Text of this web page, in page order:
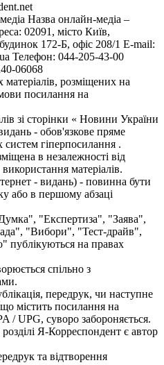
Назва онлайн-медіа –
02091, місто Київ,
172-Б, офіс 208/1 E-mail:
Телефон: 044-205-43-00
06068
розміщених на
посилання на
зі сторінки « Новини України
- обов'язкове пряме
гіперпосилання .
в незалежності від
матеріалів.
- видань) - повинна бути
або в першому абзаці
"Експертиза", "Заява",
"Вибори", "Тест-драйв",
на правах
спільно з
передрук, чи наступне
містить посилання на
/ UPG, суворо забороняється.
Я-Корреспондент є автор
та відтворення